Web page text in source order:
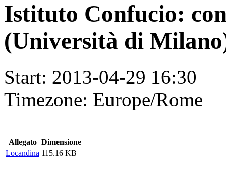
Istituto Confucio:
(Università di
Start: 2013-04-29 16:30
Timezone: Europe/Rome
Allegato Dimensione
Locandina 115.16 KB